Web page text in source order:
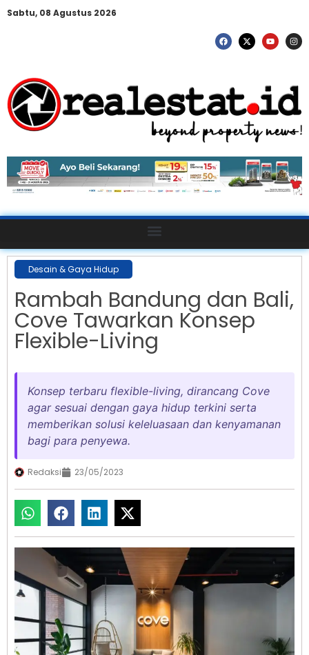
Sabtu, 08 Agustus 2026
Desain & Gaya Hidup
Rambah Bandung dan Bali,
Cove Tawarkan Konsep
Flexible-Living
Konsep terbaru flexible-living, dirancang Cove
agar sesuai dengan gaya hidup terkini serta
memberikan solusi keleluasaan dan kenyamanan
bagi para penyewa.
Redaksi 23/05/2023